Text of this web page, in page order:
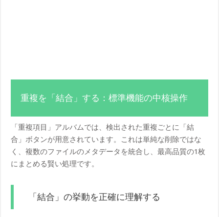
重複を「結合」する：標準機能の中核操作
「重複項目」アルバムでは、検出された重複ごとに「結
合」ボタンが用意されています。これは単純な削除ではな
く、複数のファイルのメタデータを統合し、最高品質の1枚
にまとめる賢い処理です。
「結合」の挙動を正確に理解する